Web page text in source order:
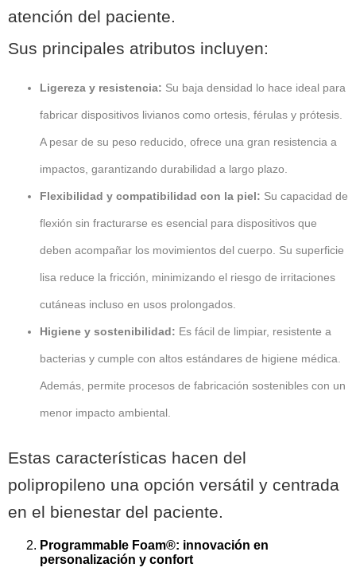
atención del paciente.
Sus principales atributos incluyen:
Ligereza y resistencia: Su baja densidad lo hace ideal para
fabricar dispositivos livianos como ortesis, férulas y prótesis.
A pesar de su peso reducido, ofrece una gran resistencia a
impactos, garantizando durabilidad a largo plazo.
Flexibilidad y compatibilidad con la piel: Su capacidad de
flexión sin fracturarse es esencial para dispositivos que
deben acompañar los movimientos del cuerpo. Su superficie
lisa reduce la fricción, minimizando el riesgo de irritaciones
cutáneas incluso en usos prolongados.
Higiene y sostenibilidad: Es fácil de limpiar, resistente a
bacterias y cumple con altos estándares de higiene médica.
Además, permite procesos de fabricación sostenibles con un
menor impacto ambiental.
Estas características hacen del
polipropileno una opción versátil y centrada
en el bienestar del paciente.
Programmable Foam®: innovación en
personalización y confort